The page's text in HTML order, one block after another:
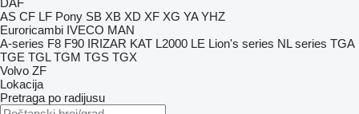
DAF
AS CF LF Pony SB XB XD XF XG YA YHZ
Euroricambi IVECO MAN
A-series F8 F90 IRIZAR KAT L2000 LE Lion's series NL series TGA
TGE TGL TGM TGS TGX
Volvo ZF
Lokacija
Pretraga po radijusu